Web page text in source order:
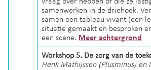
samenwerken in de driehoek.
samen een tableau vivant (een
situatie gemaakt en besproken
een scene. Meer achtergrond
Workshop 5. De zorg van de
Henk Mathijssen (Plusminus) en